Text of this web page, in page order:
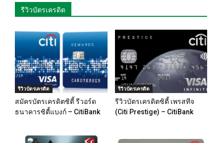
รีวิวบัตรเครดิต
รีวิวบัตรเครดิต
สมัครบัตรเครดิตซิตี้ รีวอร์ด
ธนาคารซิตี้แบงก์ – CitiBank
รีวิวบัตรเครดิต
รีวิวบัตรเครดิตซิตี้ เพรสทีจ
(Citi Prestige) – CitiBank